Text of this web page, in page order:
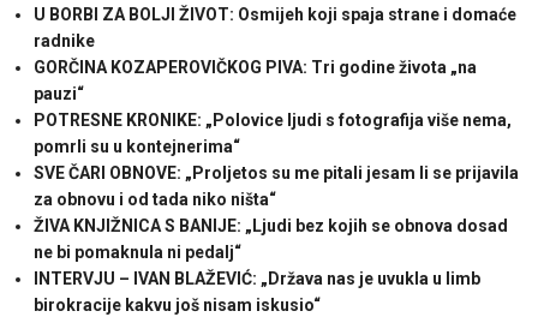
U BORBI ZA BOLJI ŽIVOT: Osmijeh koji spaja strane i domaće
radnike
GORČINA KOZAPEROVIČKOG PIVA: Tri godine života „na
pauzi“
POTRESNE KRONIKE: „Polovice ljudi s fotografija više nema,
pomrli su u kontejnerima“
SVE ČARI OBNOVE: „Proljetos su me pitali jesam li se prijavila
za obnovu i od tada niko ništa“
ŽIVA KNJIŽNICA S BANIJE: „Ljudi bez kojih se obnova dosad
ne bi pomaknula ni pedalj“
INTERVJU – IVAN BLAŽEVIĆ: „Država nas je uvukla u limb
birokracije kakvu još nisam iskusio“